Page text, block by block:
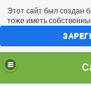
Этот сайт был создан
тоже иметь